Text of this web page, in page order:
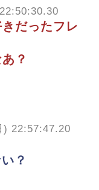
だったフレ
？
) 22:57:47.20
？